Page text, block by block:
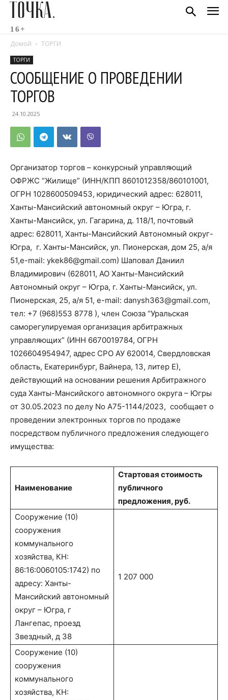
ТОЧКА.
16+
Домой ТОРГИ
ТОРГИ
СООБЩЕНИЕ О ПРОВЕДЕНИИ
ТОРГОВ
24.10.2025
Организатор торгов – конкурсный управляющий
ОФРЖС “Жилище” (ИНН/КПП 8601012358/860101001,
ОГРН 1028600509453, юридический адрес: 628011,
Ханты-Мансийский автономный округ – Югра, г.
Ханты-Мансийск, ул. Гагарина, д. 118/1, почтовый
адрес: 628011, Ханты-Мансийский Автономный округ-
Югра, г. Ханты-Мансийск, ул. Пионерская, дом 25, а/я
51,e-mail: ykek86@gmail.com) Шаповал Даниил
Владимирович (628011, АО Ханты-Мансийский
Автономный округ – Югра, г. Ханты-Мансийск, ул.
Пионерская, 25, а/я 51, e-mail: danysh363@gmail.com,
тел: +7 (968)553 8778 ), член Союза “Уральская
саморегулируемая организация арбитражных
управляющих” (ИНН 6670019784, ОГРН
1026604954947, адрес СРО АУ 620014, Свердловская
область, Екатеринбург, Вайнера, 13, литер Е),
действующий на основании решения Арбитражного
суда Ханты-Мансийского автономного округа – Югры
от 30.05.2023 по делу No А75-1144/2023, сообщает о
проведении электронных торгов по продаже
посредством публичного предложения следующего
имущества:
Наименование
Стартовая стоимость
публичного
предложения, руб.
Сооружение (10)
сооружения
коммунального
хозяйства, КН:
86:16:0060105:1742) по
адресу: Ханты-
Мансийский автономный
округ – Югра, г
Лангепас, проезд
Звездный, д 38
1 207 000
Сооружение (10)
сооружения
коммунального
хозяйства, КН: